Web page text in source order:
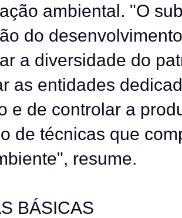
ambiental. "O
do
a diversidade do
as entidades
e de controlar a
de técnicas que
resume.
BÁSICAS